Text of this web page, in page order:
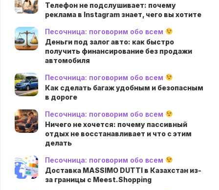
Телефон не подслушивает: почему
реклама в Instagram знает, чего вы хотите
Песочница: поговорим обо всем
Деньги под залог авто: как быстро
получить финансирование без продажи
автомобиля
Песочница: поговорим обо всем
Как сделать багаж удобным и безопасным
в дороге
Песочница: поговорим обо всем
Ничего не хочется: почему пассивный
отдых не восстанавливает и что с этим
делать
Песочница: поговорим обо всем
Доставка MASSIMO DUTTI в Казахстан из-
за границы с Meest.Shopping